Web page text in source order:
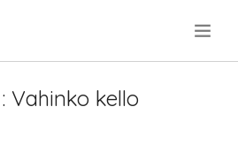
Vahinko kello